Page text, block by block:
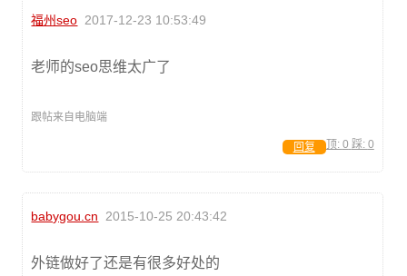
福州seo 2017-12-23 10:53:49
老师的seo思维太广了
跟帖来自电脑端
顶: 0 踩: 0
回复
babygou.cn 2015-10-25 20:43:42
外链做好了还是有很多好处的